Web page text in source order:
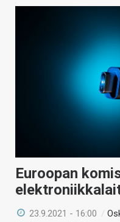
Euroopan
23.9.2021 - 16:00 /